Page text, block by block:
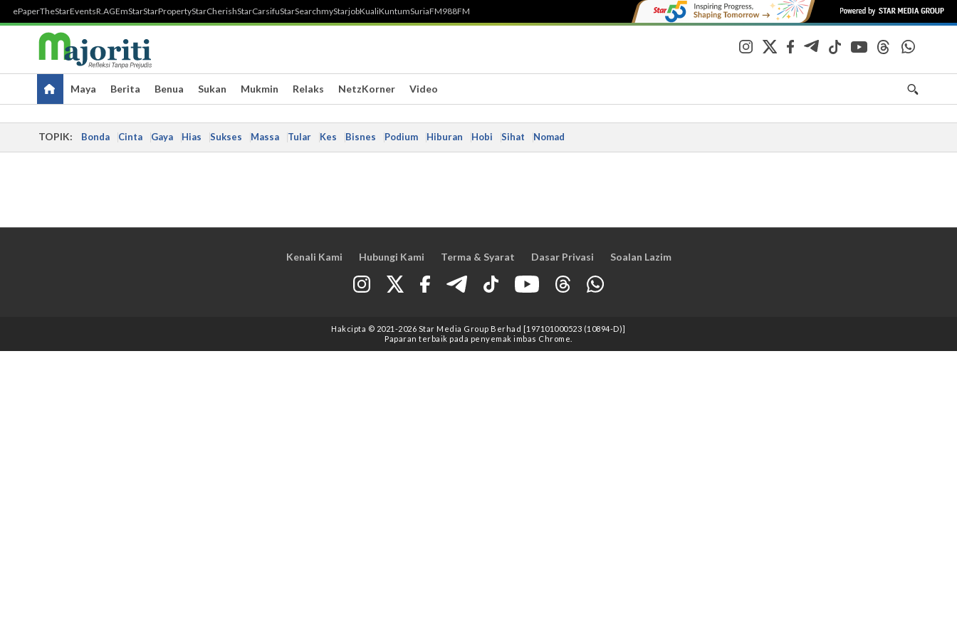
ePaperTheStarEventsR.AGEmStarStarPropertyStarCherishStarCarsifuStarSearchmyStarjobKualiKuntumSuriaFM988FM
Maya Berita Benua Sukan Mukmin Relaks NetzKorner Video
TOPIK: Bonda Cinta Gaya Hias Sukses Massa Tular Kes Bisnes Podium Hiburan Hobi Sihat Nomad
Kenali Kami Hubungi Kami Terma & Syarat Dasar Privasi Soalan Lazim
Hakcipta © 2021 -2026 Star Media Group Berhad [197101000523 (10894-D)]
Paparan terbaik pada penyemak imbas Chrome.